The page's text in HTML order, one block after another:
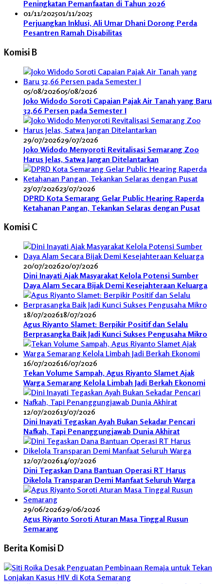
Peningkatan Pemanfaatan di Tahun 2026
01/11/202501/11/2025
Perjuangkan Inklusi, Ali Umar Dhani Dorong Perda
Pesantren Ramah Disabilitas
Komisi B
05/08/202605/08/2026
Joko Widodo Soroti Capaian Pajak Air Tanah yang Baru
32,66 Persen pada Semester I
29/07/202629/07/2026
Joko Widodo Menyoroti Revitalisasi Semarang Zoo
Harus Jelas, Satwa Jangan Ditelantarkan
23/07/202623/07/2026
DPRD Kota Semarang Gelar Public Hearing Raperda
Ketahanan Pangan, Tekankan Selaras dengan Pusat
Komisi C
20/07/202620/07/2026
Dini Inayati Ajak Masyarakat Kelola Potensi Sumber
Daya Alam Secara Bijak Demi Kesejahteraan Keluarga
18/07/202618/07/2026
Agus Riyanto Slamet: Berpikir Positif dan Selalu
Berprasangka Baik Jadi Kunci Sukses Pengusaha Mikro
16/07/202616/07/2026
Tekan Volume Sampah, Agus Riyanto Slamet Ajak
Warga Semarang Kelola Limbah Jadi Berkah Ekonomi
12/07/202613/07/2026
Dini Inayati Tegaskan Ayah Bukan Sekadar Pencari
Nafkah, Tapi Penanggungjawab Dunia Akhirat
12/07/202614/07/2026
Dini Tegaskan Dana Bantuan Operasi RT Harus
Dikelola Transparan Demi Manfaat Seluruh Warga
29/06/202629/06/2026
Agus Riyanto Soroti Aturan Masa Tinggal Rusun
Semarang
Berita Komisi D